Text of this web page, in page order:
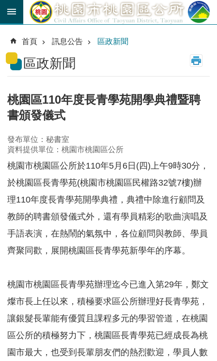
跳到主要內容區塊
育
貼
公
路
線
民
卡
進
階
搜
尋
本
區
息
公
告
活
首頁 訊息公告 區政新聞
區政新聞
桃園區110年度長青學苑開學典禮暨聘
書頒發儀式
發布單位：秘書室
資料提供單位：桃園市桃園區公所
桃園市桃園區公所於110年5月6日(四)上午9時30分，
於桃園區長青學苑(桃園市桃園區民權路32號7樓)辦
理110年度長青學苑開學典禮，典禮中除進行顧問及
教師的聘書頒發儀式外，還有學員精彩的歌曲演唱及
手語表演，在熱鬧的氣氛中，各位顧問與教師、學員
齊聚同歡，展開桃園區長青學苑新學年的序幕。
桃園市桃園區長青學苑辦理迄今已進入第29年，鄭文
燦市長上任以來，積極要求區公所辦理好長青學苑，
讓銀髮長輩能有優質且課程多元的學習管道，在桃園
區公所的積極努力下，桃園區長青學苑已經成長為桃
園市最大，也受到長輩朋友們的熱烈歡迎，學員人數